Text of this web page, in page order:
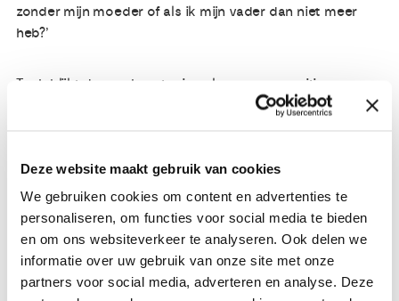
Deze website maakt gebruik van cookies
We gebruiken cookies om content en advertenties te
personaliseren, om functies voor social media te bieden
en om ons websiteverkeer te analyseren. Ook delen we
informatie over uw gebruik van onze site met onze
partners voor social media, adverteren en analyse. Deze
zonder mijn moeder of als ik mijn vader dan niet meer
heb?’
Toch blijkt deze gebeurtenis ook voor een positieve
wending te zorgen. ‘De toestand van mijn broer maakte
neemt. Ik leef gezonder en bewaak mijn mentale
gezondheid. Daarbij hebben mindfulness en meditatie mij
goed geholpen. Sinds kort krijg ik ook hulp van een
psycholoog.’
Max gaat verder. ‘Wat ik heb meegemaakt, heeft me